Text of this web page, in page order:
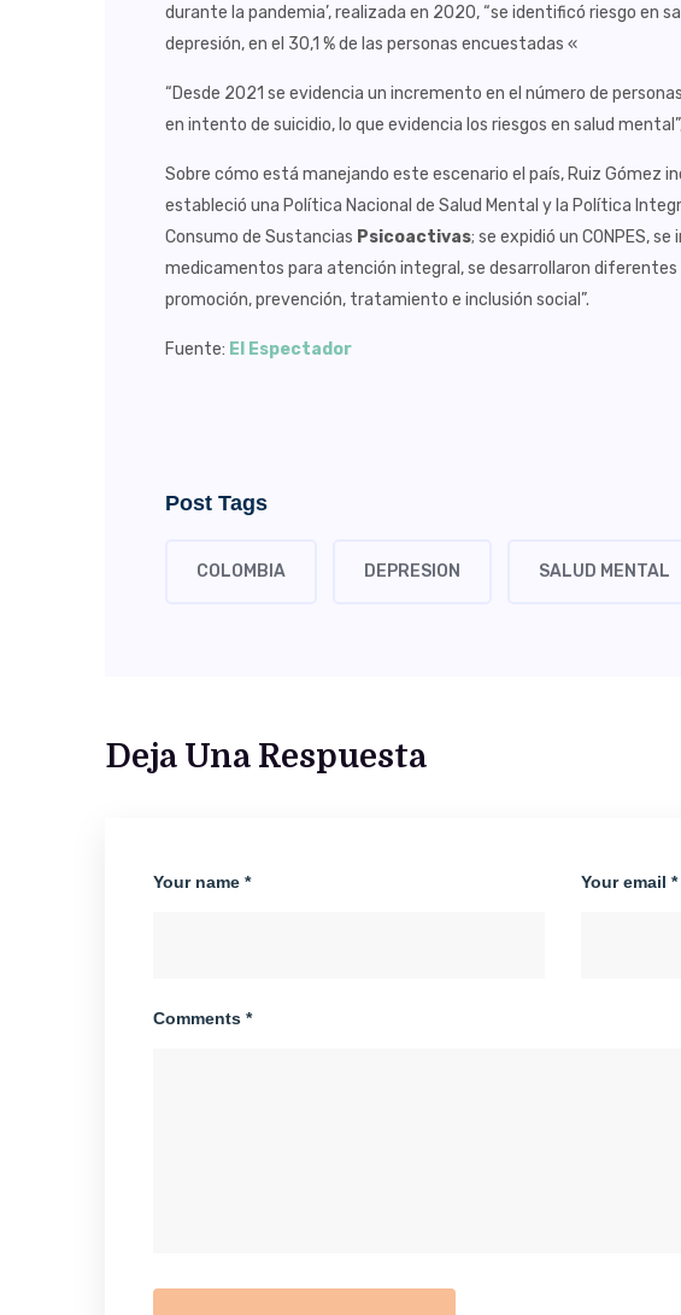
durante la pandemia’, realizada en 2020, “se identificó riesgo en
depresión, en el 30,1 % de las personas encuestadas «
“Desde 2021 se evidencia un incremento en el número de
en intento de suicidio, lo que evidencia los riesgos en salud
Sobre cómo está manejando este escenario el país, Ruiz Gómez
estableció una Política Nacional de Salud Mental y la Política
Consumo de Sustancias Psicoactivas; se expidió un CONPES,
medicamentos para atención integral, se desarrollaron
promoción, prevención, tratamiento e inclusión social”.
Fuente: El Espectador
Post Tags
COLOMBIA DEPRESION SALUD MENTAL
Deja Una Respuesta
Your name * Your email *
Comments *